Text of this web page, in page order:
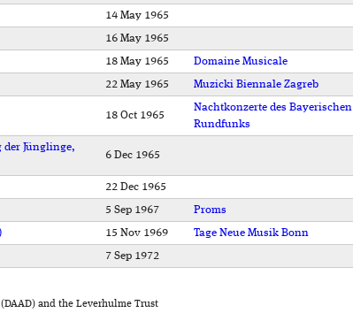
14 May 1965
16 May 1965
18 May 1965 Domaine Musicale
22 May 1965 Muzicki Biennale Zagreb
18 Oct 1965
Nachtkonzerte des Bayerischen
Rundfunks
der Jünglinge,
6 Dec 1965
22 Dec 1965
5 Sep 1967 Proms
15 Nov 1969 Tage Neue Musik Bonn
7 Sep 1972
and the Leverhulme Trust